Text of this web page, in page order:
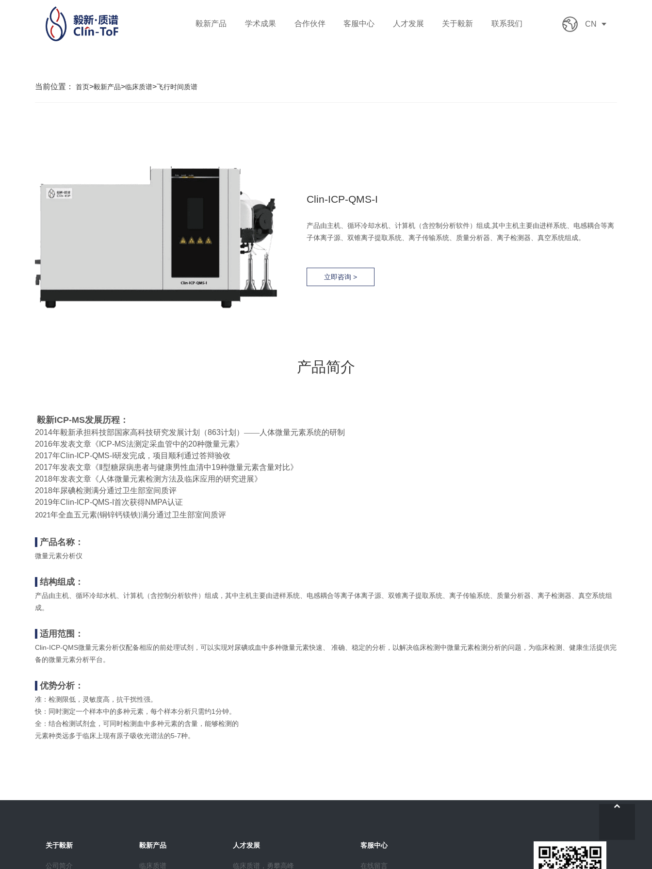
毅新产品 学术成果 合作伙伴 客服中心 人才发展 关于毅新 联系我们 CN
当前位置： 首页>毅新产品>临床质谱>飞行时间质谱
Clin-ICP-QMS-I
产品由主机、循环冷却水机、计算机（含控制分析软件）组成,其中主机主要由进样系统、电感耦合等离
子体离子源、双锥离子提取系统、离子传输系统、质量分析器、离子检测器、真空系统组成。
立即咨询 >
产品简介
毅新ICP-MS发展历程：
2014年毅新承担科技部国家高科技研究发展计划（863计划）——人体微量元素系统的研制
2016年发表文章《 ICP-MS法测定采血管中的20种微量元素》
2017年Clin-ICP-QMS-I 研发完成，项目顺利通过答辩验收
2017年发表文章《Ⅱ型糖尿病患者与健康男性血清中19种微量元素含量对比》
2018年发表文章《人体微量元素检测方法及临床应用的研究进展》
2018年尿碘检测满分通过卫生部室间质评
2019年Clin-ICP-QMS-I 首次获得NMPA认证
2021年全血五元素(铜锌钙镁铁)满分通过卫生部室间质评
产品名称：
微量元素分析仪
结构组成：
产品由主机、循环冷却水机、计算机（含控制分析软件）组成，其中主机主要由进样系统、电感耦合等离子体离子源、双锥离子提取系统、离子传输系统、质量分析器、离子检测器、真空系统组
成。
适用范围：
Clin-ICP-QMS微量元素分析仪配备相应的前处理试剂，可以实现对尿碘或血中多种微量元素快速、 准确、稳定的分析，以解决临床检测中微量元素检测分析的问题，为临床检测、健康生活提供完
备的微量元素分析平台。
优势分析：
准：检测限低，灵敏度高，抗干扰性强。
快：同时测定一个样本中的多种元素，每个样本分析只需约1分钟。
全：结合检测试剂盒，可同时检测血中多种元素的含量，能够检测的
元素种类远多于临床上现有原子吸收光谱法的5-7种。
关于毅新
公司简介
毅新产品
临床质谱
人才发展
临床质谱，勇攀高峰
客服中心
在线留言